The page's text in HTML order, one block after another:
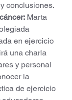
conclusiones.
Marta
en ejercicio
una charla
y personal
la
de ejercicio